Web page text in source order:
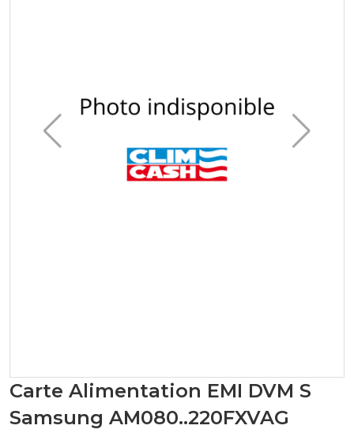
Carte Alimentation EMI DVM S
Samsung AM080..220FXVAG